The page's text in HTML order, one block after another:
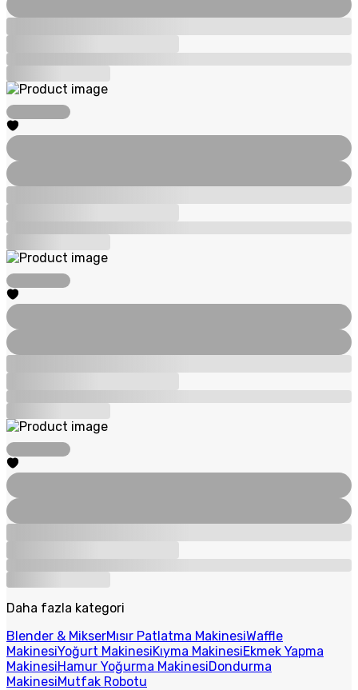
Daha fazla kategori
Blender & MikserMısır Patlatma MakinesiWaffle
MakinesiYoğurt MakinesiKıyma MakinesiEkmek Yapma
MakinesiHamur Yoğurma MakinesiDondurma
MakinesiMutfak Robotu